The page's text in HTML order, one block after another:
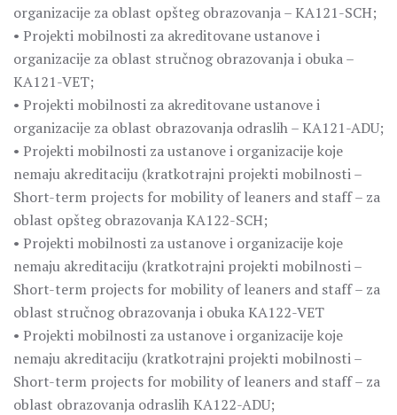
organizacije za oblast opšteg obrazovanja – KA121-SCH;
• Projekti mobilnosti za akreditovane ustanove i
organizacije za oblast stručnog obrazovanja i obuka –
KA121-VET;
• Projekti mobilnosti za akreditovane ustanove i
organizacije za oblast obrazovanja odraslih – KA121-ADU;
• Projekti mobilnosti za ustanove i organizacije koje
nemaju akreditaciju (kratkotrajni projekti mobilnosti –
Short-term projects for mobility of leaners and staff – za
oblast opšteg obrazovanja KA122-SCH;
• Projekti mobilnosti za ustanove i organizacije koje
nemaju akreditaciju (kratkotrajni projekti mobilnosti –
Short-term projects for mobility of leaners and staff – za
oblast stručnog obrazovanja i obuka KA122-VET
• Projekti mobilnosti za ustanove i organizacije koje
nemaju akreditaciju (kratkotrajni projekti mobilnosti –
Short-term projects for mobility of leaners and staff – za
oblast obrazovanja odraslih KA122-ADU;